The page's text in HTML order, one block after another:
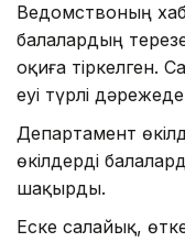
Ведомствоның
балалардың
оқиға тіркелген.
еуі түрлі
Департамент
өкілдерді
шақырды.
Еске салайық,